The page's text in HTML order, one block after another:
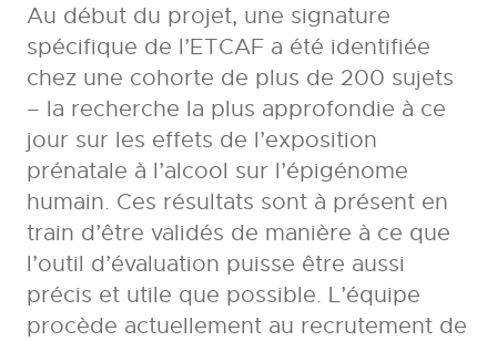
Au début du projet, une signature
spécifique de l’ETCAF a été identifiée
chez une cohorte de plus de 200 sujets
– la recherche la plus approfondie à ce
jour sur les effets de l’exposition
prénatale à l’alcool sur l’épigénome
humain. Ces résultats sont à présent en
train d’être validés de manière à ce que
l’outil d’évaluation puisse être aussi
précis et utile que possible. L’équipe
procède actuellement au recrutement de